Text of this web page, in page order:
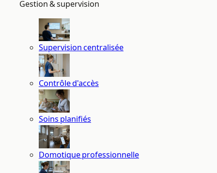
Gestion & supervision
Supervision centralisée
Contrôle d'accès
Soins planifiés
Domotique professionnelle